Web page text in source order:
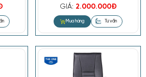
GIÁ: 2.000.000Đ